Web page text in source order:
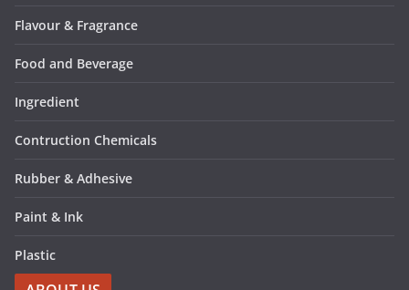
Flavour & Fragrance
Food and Beverage
Ingredient
Contruction Chemicals
Rubber & Adhesive
Paint & Ink
Plastic